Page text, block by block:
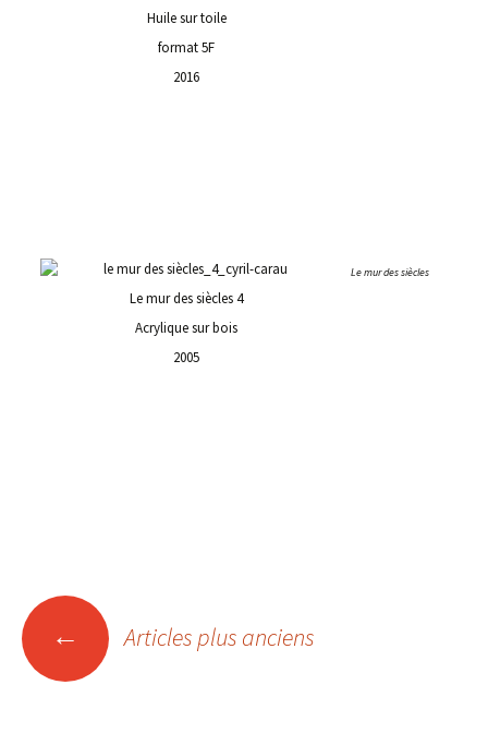
Huile sur toile
format 5F
2016
Le mur des siècles 4
Acrylique sur bois
2005
Le mur des siècles
Navigation
des
articles
← Articles plus anciens